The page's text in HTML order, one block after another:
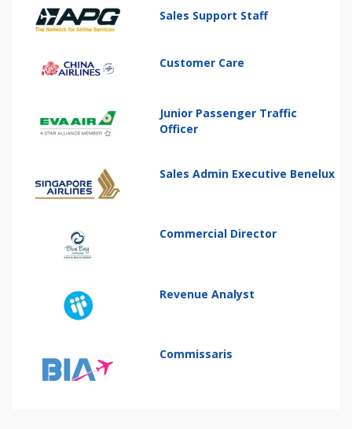
Sales Support Staff
Customer Care
Junior Passenger Traffic
Officer
Sales Admin Executive Benelux
Commercial Director
Revenue Analyst
Commissaris